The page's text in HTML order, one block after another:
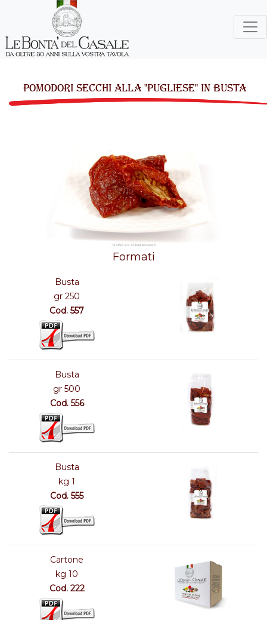
POMODORI SECCHI ALLA "PUGLIESE" IN BUSTA
Formati
Busta
gr 250
Cod. 557
Busta
gr 500
Cod. 556
Busta
kg 1
Cod. 555
Cartone
kg 10
Cod. 222